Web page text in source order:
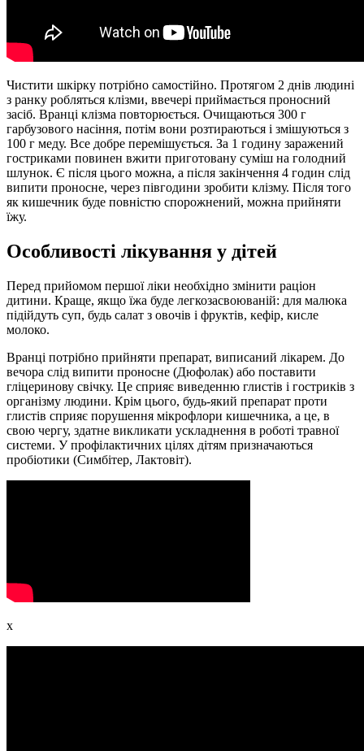
Чистити шкірку потрібно самостійно. Протягом 2 днів людині
з ранку робляться клізми, ввечері приймається проносний
засіб. Вранці клізма повторюється. Очищаються 300 г
гарбузового насіння, потім вони розтираються і змішуються з
100 г меду. Все добре перемішується. За 1 годину заражений
гостриками повинен вжити приготовану суміш на голодний
шлунок. Є після цього можна, а після закінчення 4 годин слід
випити проносне, через півгодини зробити клізму. Після того
як кишечник буде повністю спорожнений, можна прийняти
їжу.
Особливості лікування у дітей
Перед прийомом першої ліки необхідно змінити раціон
дитини. Краще, якщо їжа буде легкозасвоюваній: для малюка
підійдуть суп, будь салат з овочів і фруктів, кефір, кисле
молоко.
Вранці потрібно прийняти препарат, виписаний лікарем. До
вечора слід випити проносне (Дюфолак) або поставити
гліцеринову свічку. Це сприяє виведенню глистів і гостриків з
організму людини. Крім цього, будь-який препарат проти
глистів сприяє порушення мікрофлори кишечника, а це, в
свою чергу, здатне викликати ускладнення в роботі травної
системи. У профілактичних цілях дітям призначаються
пробіотики (Симбітер, Лактовіт).
x